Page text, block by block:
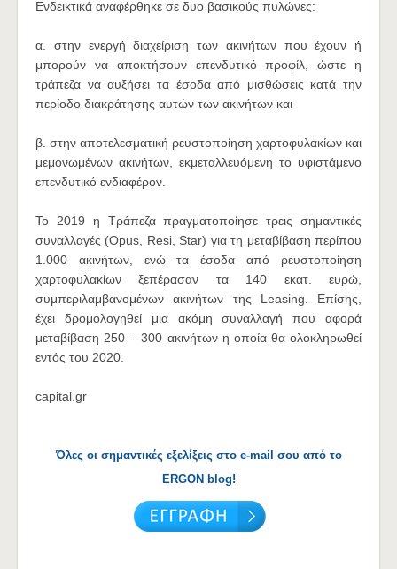
Ενδεικτικά αναφέρθηκε σε δυο βασικούς πυλώνες:
α. στην ενεργή διαχείριση των ακινήτων που έχουν ή
μπορούν να αποκτήσουν επενδυτικό προφίλ, ώστε η
τράπεζα να αυξήσει τα έσοδα από μισθώσεις κατά την
περίοδο διακράτησης αυτών των ακινήτων και
β. στην αποτελεσματική ρευστοποίηση χαρτοφυλακίων και
μεμονωμένων ακινήτων, εκμεταλλευόμενη το υφιστάμενο
επενδυτικό ενδιαφέρον.
Το 2019 η Τράπεζα πραγματοποίησε τρεις σημαντικές
συναλλαγές (Opus, Resi, Star) για τη μεταβίβαση περίπου
1.000 ακινήτων, ενώ τα έσοδα από ρευστοποίηση
χαρτοφυλακίων ξεπέρασαν τα 140 εκατ. ευρώ,
συμπεριλαμβανομένων ακινήτων της Leasing. Επίσης,
έχει δρομολογηθεί μια ακόμη συναλλαγή που αφορά
μεταβίβαση 250 – 300 ακινήτων η οποία θα ολοκληρωθεί
εντός του 2020.
capital.gr
Όλες οι σημαντικές εξελίξεις στο e-mail σου από το
ERGON blog!